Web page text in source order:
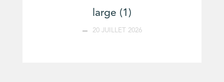
large (1)
20 JUILLET 2026